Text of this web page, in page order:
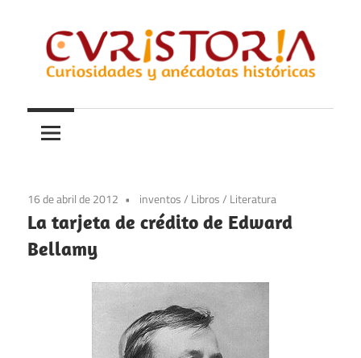
contenido
Curistoria
y
anécdotas
historia
16 de abril de 2012 inventos/ Libros/ Literatura
La tarjeta de crédito de Edward
Bellamy